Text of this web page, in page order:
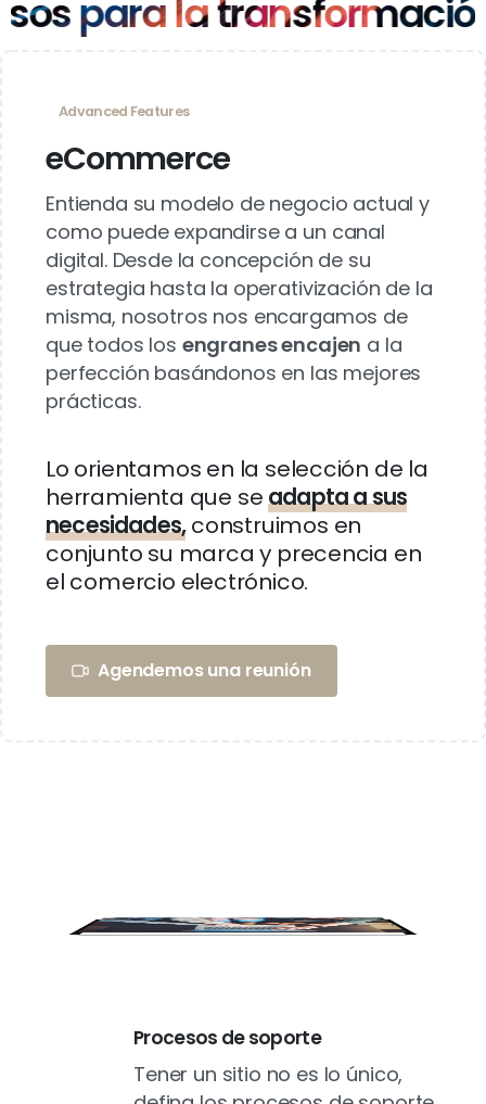
la transformación
Advanced Features
eCommerce
Entienda su modelo de negocio actual y
como puede expandirse a un canal
digital. Desde la concepción de su
estrategia hasta la operativización de la
misma, nosotros nos encargamos de
que todos los engranes encajen a la
perfección basándonos en las mejores
prácticas.
Lo orientamos en la selección de la
herramienta que seadapta a sus
necesidades,construimos en
conjunto su marca y precencia en
el comercio electrónico.
Agendemos una reunión
Procesos de soporte
Tener un sitio no es lo único,